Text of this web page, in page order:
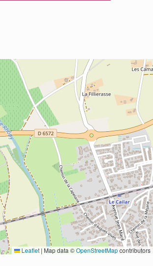
Leaflet | Map data ©OpenStreetMapcontributors